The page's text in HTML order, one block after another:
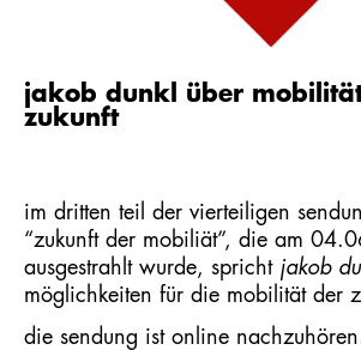
jakob dunkl über
zukunft
im dritten teil der vierteiligen
“zukunft der mobiliät”, die am
ausgestrahlt wurde, spricht jakob
möglichkeiten für die mobilität der
die sendung ist online